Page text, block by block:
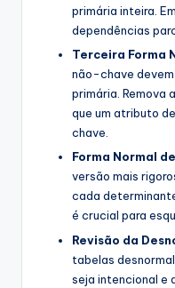
primária inteira.
dependências
Terceira Forma
não-chave
primária. Remova
que um atributo
chave.
Forma Normal
versão mais
cada
é crucial para
Revisão da
tabelas
seja intencional e